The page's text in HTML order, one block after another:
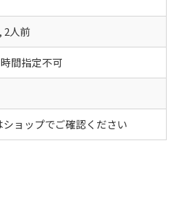
2人前
間指定不可
ショップでご確認ください